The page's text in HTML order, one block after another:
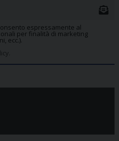
espressamente al
per finalità di marketing
ecc.).